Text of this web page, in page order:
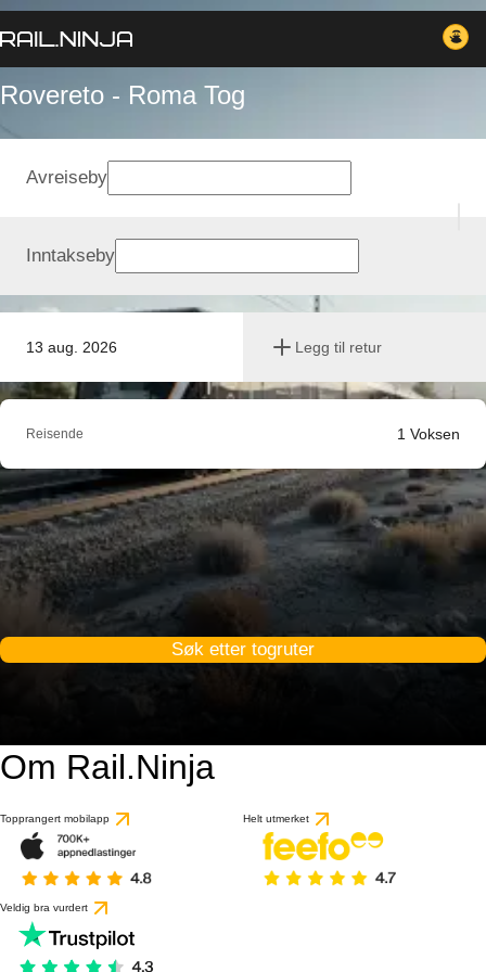
Rovereto - Roma Tog
13 aug. 2026 Legg til retur
Avreiseby
Inntakseby
Reisende 1 Voksen
Søk etter togruter
Om Rail.Ninja
Topprangert mobilapp Helt utmerket
Veldig bra vurdert